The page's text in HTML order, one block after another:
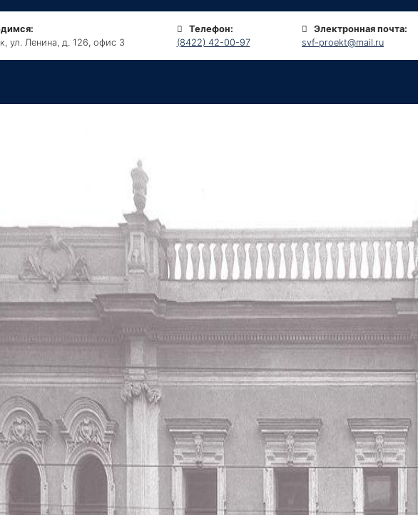
ул. Ленина, д. 126, офис 3
Телефон:
(8422) 42-00-97
Электронная почта:
svf-proekt@mail.ru